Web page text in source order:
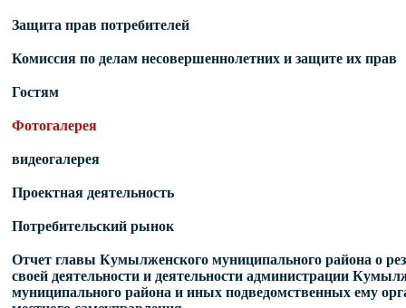
Защита прав потребителей
Комиссия по делам несовершеннолетних и защите их прав
Гостям
Фотогалерея
видеогалерея
Проектная деятельность
Потребительский рынок
Отчет главы Кумылженского муниципального района о
своей деятельности и деятельности администрации
муниципального района и иных подведомственных ему